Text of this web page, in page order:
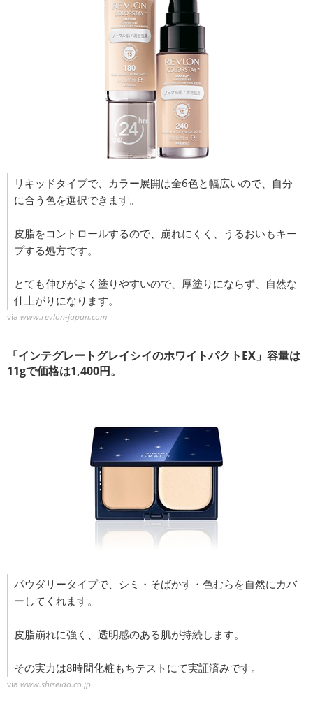
リキッドタイプで、カラー展開は全6色と幅広いので、自分
に合う色を選択できます。
皮脂をコントロールするので、崩れにくく、うるおいもキー
プする処方です。
とても伸びがよく塗りやすいので、厚塗りにならず、自然な
仕上がりになります。
via www.revlon-japan.com
「インテグレートグレイシイのホワイトパクトEX」容量は
11gで価格は1,400円。
パウダリータイプで、シミ・そばかす・色むらを自然にカバ
ーしてくれます。
皮脂崩れに強く、透明感のある肌が持続します。
その実力は8時間化粧もちテストにて実証済みです。
via www.shiseido.co.jp